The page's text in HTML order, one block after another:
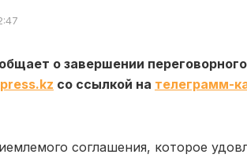
о завершении
со ссылкой на телеграмм-
соглашения, которое